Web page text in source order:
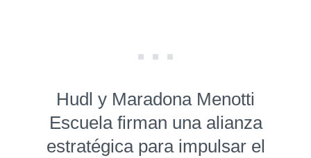
Hudl y Maradona Menotti
Escuela firman una alianza
estratégica para impulsar el